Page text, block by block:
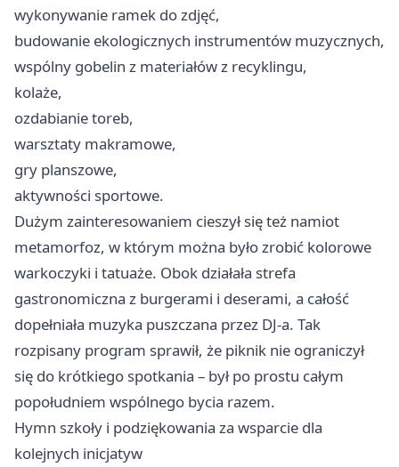
wykonywanie ramek do zdjęć,
budowanie ekologicznych instrumentów muzycznych,
wspólny gobelin z materiałów z recyklingu,
kolaże,
ozdabianie toreb,
warsztaty makramowe,
gry planszowe,
aktywności sportowe.
Dużym zainteresowaniem cieszył się też namiot
metamorfoz, w którym można było zrobić kolorowe
warkoczyki i tatuaże. Obok działała strefa
gastronomiczna z burgerami i deserami, a całość
dopełniała muzyka puszczana przez DJ-a. Tak
rozpisany program sprawił, że piknik nie ograniczył
się do krótkiego spotkania – był po prostu całym
popołudniem wspólnego bycia razem.
Hymn szkoły i podziękowania za wsparcie dla
kolejnych inicjatyw